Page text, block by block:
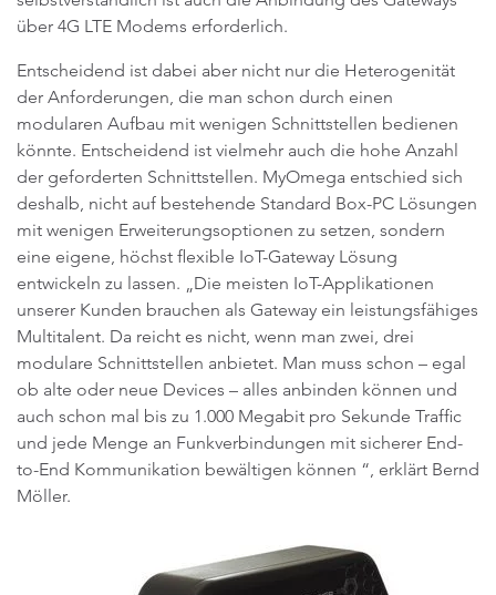
über 4G LTE Modems erforderlich.
Entscheidend ist dabei aber nicht nur die Heterogenität
der Anforderungen, die man schon durch einen
modularen Aufbau mit wenigen Schnittstellen bedienen
könnte. Entscheidend ist vielmehr auch die hohe Anzahl
der geforderten Schnittstellen. MyOmega entschied sich
deshalb, nicht auf bestehende Standard Box-PC Lösungen
mit wenigen Erweiterungsoptionen zu setzen, sondern
eine eigene, höchst flexible IoT-Gateway Lösung
entwickeln zu lassen. „Die meisten IoT-Applikationen
unserer Kunden brauchen als Gateway ein leistungsfähiges
Multitalent. Da reicht es nicht, wenn man zwei, drei
modulare Schnittstellen anbietet. Man muss schon – egal
ob alte oder neue Devices – alles anbinden können und
auch schon mal bis zu 1.000 Megabit pro Sekunde Traffic
und jede Menge an Funkverbindungen mit sicherer End-
to-End Kommunikation bewältigen können “, erklärt Bernd
Möller.